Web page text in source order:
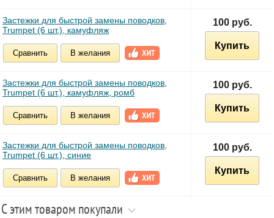
Застежки для быстрой замены поводков,
Trumpet (6 шт.), камуфляж
Сравнить В желания
100 руб.
Купить
Застежки для быстрой замены поводков,
Trumpet (6 шт.), камуфляж, ромб
Сравнить В желания
100 руб.
Купить
Застежки для быстрой замены поводков,
Trumpet (6 шт.), синие
Сравнить В желания
100 руб.
Купить
С этим товаром покупали